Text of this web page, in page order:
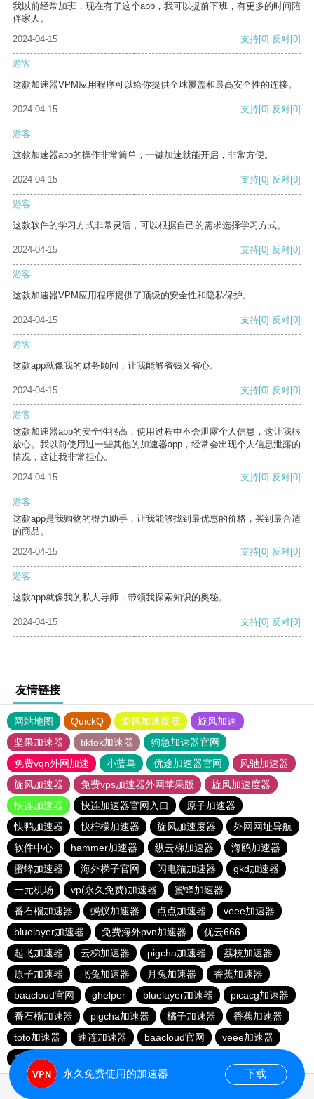
我以前经常加班，现在有了这个app，我可以提前下班，有更多的时间陪
伴家人。
2024-04-15
支持[0] 反对[0]
游客
这款加速器VPM应用程序可以给你提供全球覆盖和最高安全性的连接。
2024-04-15 支持[0] 反对[0]
游客
这款加速器app的操作非常简单，一键加速就能开启，非常方便。
2024-04-15 支持[0] 反对[0]
游客
这款软件的学习方式非常灵活，可以根据自己的需求选择学习方式。
2024-04-15 支持[0] 反对[0]
游客
这款加速器VPM应用程序提供了顶级的安全性和隐私保护。
2024-04-15 支持[0] 反对[0]
游客
这款app就像我的财务顾问，让我能够省钱又省心。
2024-04-15 支持[0] 反对[0]
游客
这款加速器app的安全性很高，使用过程中不会泄露个人信息，这让我很
放心。我以前使用过一些其他的加速器app，经常会出现个人信息泄露的
情况，这让我非常担心。
2024-04-15
支持[0] 反对[0]
游客
这款app是我购物的得力助手，让我能够找到最优惠的价格，买到最合适
的商品。
2024-04-15
支持[0] 反对[0]
游客
这款app就像我的私人导师，带领我探索知识的奥秘。
2024-04-15 支持[0] 反对[0]
友情链接
网站地图 QuickQ 旋风加速度器
旋风加速
坚果加速器
tiktok加速器
狗急加速器官网
免费vqn外网加速
小蓝鸟 优途加速器官网
风驰加速器
旋风加速器
免费vps加速器外网苹果版
旋风加速度器
快连加速器
快连加速器官网入口
原子加速器
快鸭加速器
快柠檬加速器 旋风加速度器
外网网址导航
软件中心
hammer加速器 纵云梯加速器
海鸥加速器
蜜蜂加速器
海外梯子官网 闪电猫加速器
gkd加速器
一元机场
vp(永久免费)加速器
蜜蜂加速器
番石榴加速器
蚂蚁加速器 点点加速器
veee加速器
bluelayer加速器
免费海外pvn加速器
优云666
起飞加速器
云梯加速器 pigcha加速器
荔枝加速器
原子加速器
飞兔加速器 月兔加速器
香蕉加速器
baacloud官网
ghelper bluelayer加速器
picacg加速器
番石榴加速器
pigcha加速器 橘子加速器
香蕉加速器
toto加速器
速连加速器 baacloud官网
veee加速器
白鲸加速器
永久免费使用的加速器 下载